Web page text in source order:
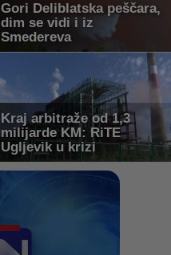
Gori Deliblatska peščara,
dim se vidi i iz
Smedereva
Kraj arbitraže od 1,3
milijarde KM: RiTE
Ugljevik u krizi